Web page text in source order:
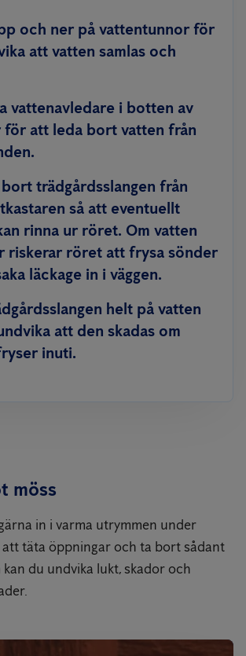
och ner på vattentunnor för
att vatten samlas och
vattenavledare i botten av
att leda bort vatten från
trädgårdsslangen från
så att eventuellt
rinna ur röret. Om vatten
riskerar röret att frysa sönder
läckage in i väggen.
helt på vatten
att den skadas om
inuti.
möss
in i varma utrymmen under
täta öppningar och ta bort sådant
du undvika lukt, skador och